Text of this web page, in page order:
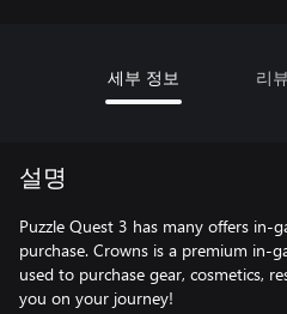
세부 정보 리뷰
설명
Puzzle Quest 3 has many offers in-
purchase. Crowns is a premium in-
used to purchase gear, cosmetics,
you on your journey!